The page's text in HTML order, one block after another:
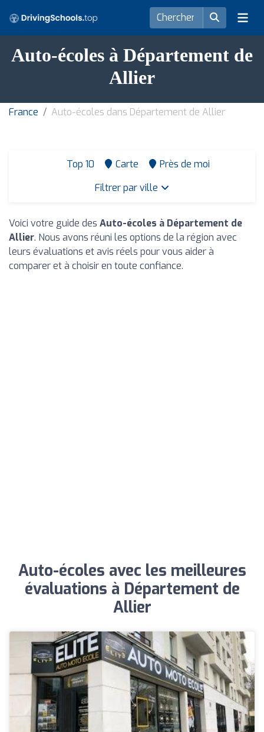
Auto-écoles à Département de
Allier
France Auto-écoles dans Département de Allier
Top 10 Carte
Près de moi
Filtrer par ville
Voici votre guide des Auto-écoles à Département de
Allier. Nous avons réuni les options de la région avec
leurs évaluations et avis réels pour vous aider à
comparer et à choisir en toute confiance.
Auto-écoles avec les meilleures
évaluations à Département de
Allier